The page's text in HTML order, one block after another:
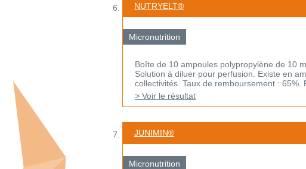
NUTRYELT®
Micronutrition
Boîte de 10 ampoules polypropylène de 10
Solution à diluer pour perfusion. Existe en
collectivités. Taux de remboursement : 65%.
> Voir le résultat
JUNIMIN®
Micronutrition